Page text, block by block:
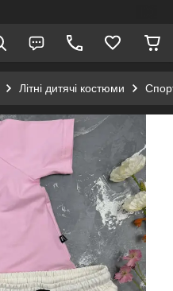
Літні дитячі костюми